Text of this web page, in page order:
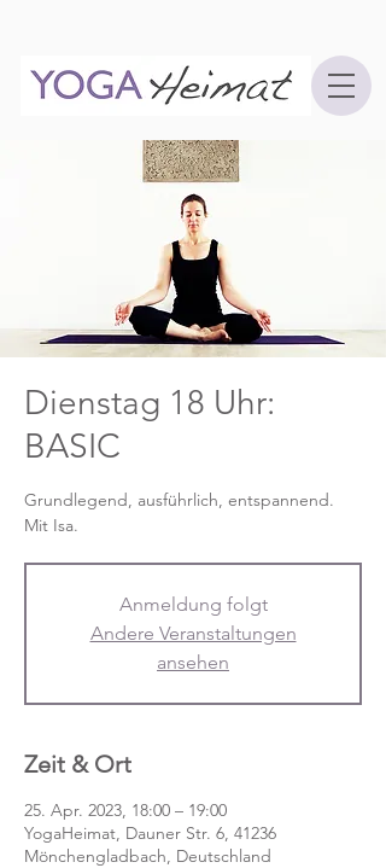
Dienstag 18 Uhr:
BASIC
Grundlegend, ausführlich, entspannend.
Mit Isa.
Anmeldung folgt
Andere Veranstaltungen
ansehen
Zeit & Ort
25. Apr. 2023, 18:00 – 19:00
YogaHeimat, Dauner Str. 6, 41236
Mönchengladbach, Deutschland